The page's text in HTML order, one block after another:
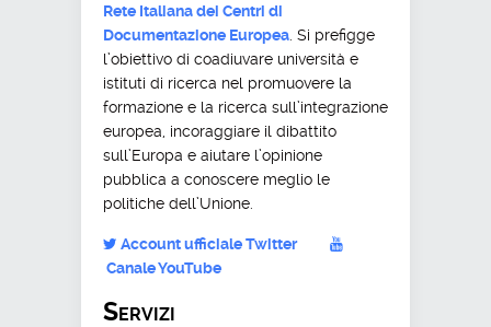
Rete Italiana dei Centri di
Documentazione Europea . Si prefigge
l’obiettivo di coadiuvare università e
istituti di ricerca nel promuovere la
formazione e la ricerca sull’integrazione
europea, incoraggiare il dibattito
sull’Europa e aiutare l’opinione
pubblica a conoscere meglio le
politiche dell’Unione.
Account ufficiale Twitter
Canale YouTube
Servizi